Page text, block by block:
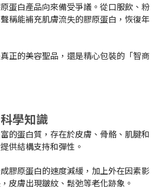
蛋白產品向來備受爭議。從口服飲、粉
稱能補充肌膚流失的膠原蛋白，恢復年
正的美容聖品，還是精心包裝的「智商
學知識
的蛋白質，存在於皮膚、骨骼、肌腱和
供結構支持和彈性。
膠原蛋白的速度減緩，加上外在因素影
皮膚出現皺紋、鬆弛等老化跡象。